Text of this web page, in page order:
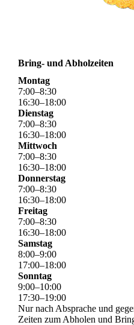
Bring- und Abholzeiten
Montag
7:00–8:30
16:30–18:00
Dienstag
7:00–8:30
16:30–18:00
Mittwoch
7:00–8:30
16:30–18:00
Donnerstag
7:00–8:30
16:30–18:00
Freitag
7:00–8:30
16:30–18:00
Samstag
8:00–9:00
17:00–18:00
Sonntag
9:00–10:00
17:30–19:00
Nur nach Absprache und
Zeiten zum Abholen und